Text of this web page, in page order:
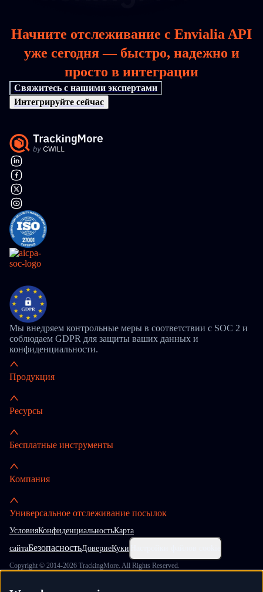
Начните отслеживание с Envialia API
уже сегодня — быстро, надежно и
просто в интеграции
Свяжитесь с нашими экспертами
Интегрируйте сейчас
Мы внедряем контрольные меры в соответствии с SOC 2 и
соблюдаем GDPR для защиты ваших данных и
конфиденциальности.
Продукция
Ресурсы
Бесплатные инструменты
Компания
Универсальное отслеживание посылок
УсловияКонфиденциальностьКарта
сайтаБезопасностьДовериеКуки
Copyright © 2014-2026 TrackingMore. All Rights Reserved.